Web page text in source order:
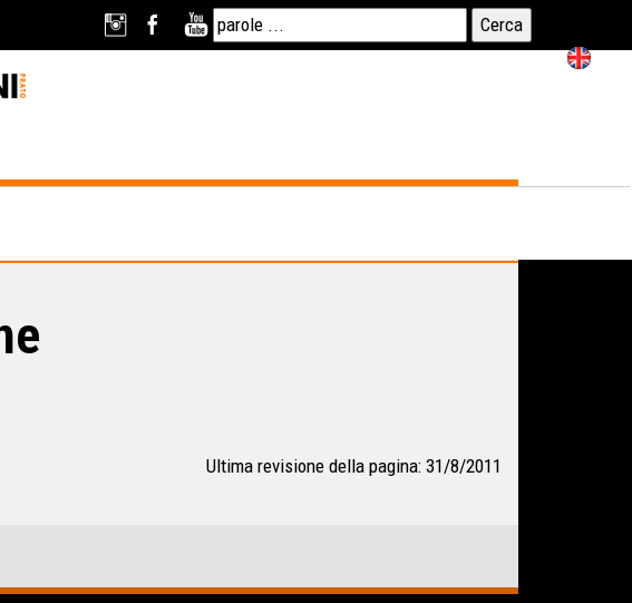
Ultima revisione della pagina: 31/8/2011